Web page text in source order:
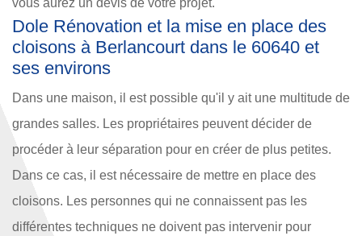
vous aurez un devis de votre projet.
Dole Rénovation et la mise en place des
cloisons à Berlancourt dans le 60640 et
ses environs
Dans une maison, il est possible qu'il y ait une multitude de
grandes salles. Les propriétaires peuvent décider de
procéder à leur séparation pour en créer de plus petites.
Dans ce cas, il est nécessaire de mettre en place des
cloisons. Les personnes qui ne connaissent pas les
différentes techniques ne doivent pas intervenir pour